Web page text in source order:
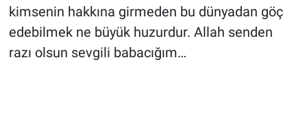
kimsenin hakkına girmeden bu dünyadan göç
edebilmek ne büyük huzurdur. Allah senden
razı olsun sevgili babacığım…